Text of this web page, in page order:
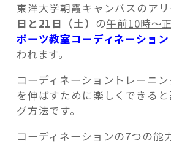
東洋大学朝霞キャンパスのアリ
日と21日（土） の午前10時～
ポーツ教室コーディネーショ
われます。
コーディネーショントレーニ
を伸ばすために楽しくできる
グ方法です。
コーディネーションの7つの能